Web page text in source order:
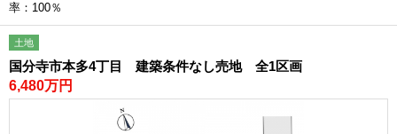
率：100％
土地
国分寺市本多4丁目 建築条件なし売地 全1区画
6,480万円